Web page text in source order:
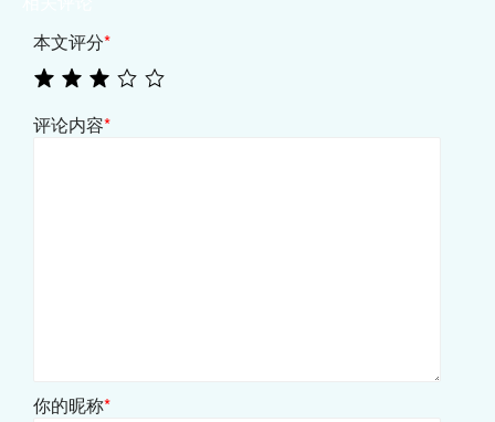
本文评分*
评论内容*
你的昵称*